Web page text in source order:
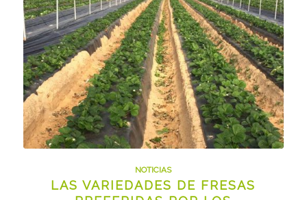
NOTICIAS
LAS VARIEDADES DE FRESAS